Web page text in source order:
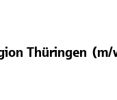
Thüringen